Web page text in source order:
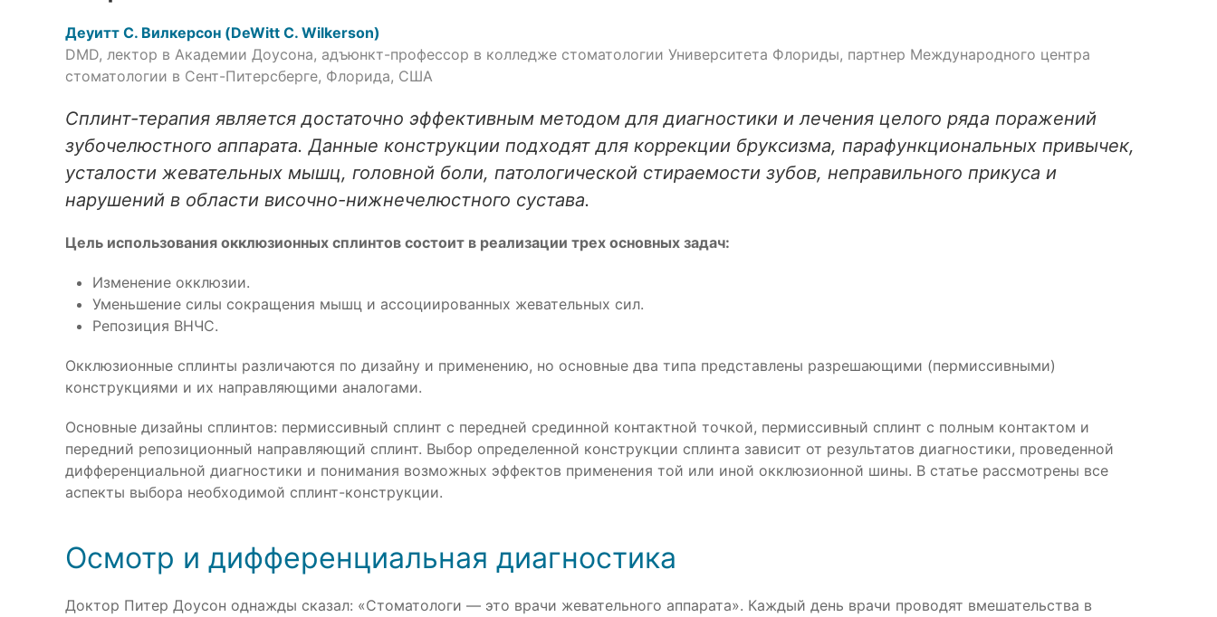
Деуитт С. Вилкерсон (DeWitt C. Wilkerson)
DMD, лектор в Академии Доусона, адъюнкт-профессор в колледже стоматологии Университета Флориды, партнер Международного центра
стоматологии в Сент-Питерсберге, Флорида, США
Сплинт-терапия является достаточно эффективным методом для диагностики и лечения целого ряда поражений
зубочелюстного аппарата. Данные конструкции подходят для коррекции бруксизма, парафункциональных привычек,
усталости жевательных мышц, головной боли, патологической стираемости зубов, неправильного прикуса и
нарушений в области височно-нижнечелюстного сустава.
Цель использования окклюзионных сплинтов состоит в реализации трех основных задач:
Изменение окклюзии.
Уменьшение силы сокращения мышц и ассоциированных жевательных сил.
Репозиция ВНЧС.
Окклюзионные сплинты различаются по дизайну и применению, но основные два типа представлены разрешающими (пермиссивными)
конструкциями и их направляющими аналогами.
Основные дизайны сплинтов: пермиссивный сплинт с передней срединной контактной точкой, пермиссивный сплинт с полным контактом и
передний репозиционный направляющий сплинт. Выбор определенной конструкции сплинта зависит от результатов диагностики, проведенной
дифференциальной диагностики и понимания возможных эффектов применения той или иной окклюзионной шины. В статье рассмотрены все
аспекты выбора необходимой сплинт-конструкции.
Осмотр и дифференциальная диагностика
Доктор Питер Доусон однажды сказал: «Стоматологи — это врачи жевательного аппарата». Каждый день врачи проводят вмешательства в